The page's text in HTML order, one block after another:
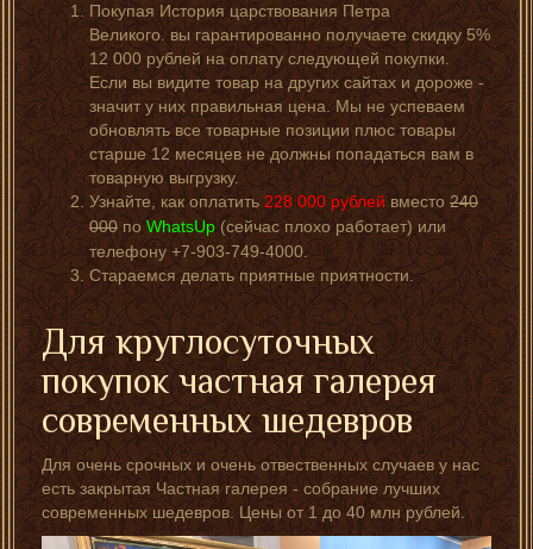
Покупая История царствования Петра
Великого. вы гарантированно получаете скидку 5%
12 000 рублей на оплату следующей покупки.
Если вы видите товар на других сайтах и дороже -
значит у них правильная цена. Мы не успеваем
обновлять все товарные позиции плюс товары
старше 12 месяцев не должны попадаться вам в
товарную выгрузку.
Узнайте, как оплатить 228 000 рублейвместо 240
000по WhatsUp (сейчас плохо работает) или
телефону +7-903-749-4000.
Стараемся делать приятные приятности.
Для круглосуточных
покупок частная галерея
современных шедевров
Для очень срочных и очень отвественных случаев у нас
есть закрытая Частная галерея - собрание лучших
современных шедевров. Цены от 1 до 40 млн рублей.